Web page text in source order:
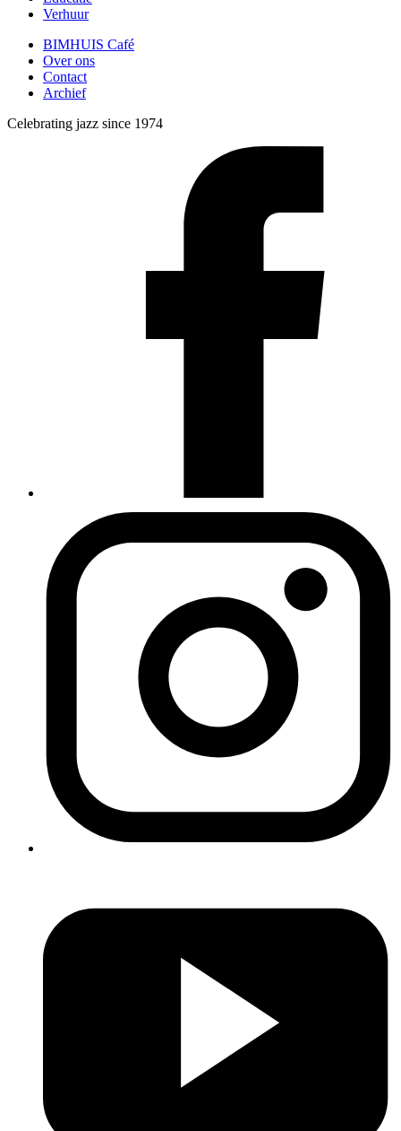
Verhuur
BIMHUIS Café
Over ons
Contact
Archief
Celebrating jazz since 1974